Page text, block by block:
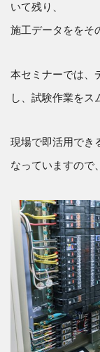
いて残り、
施工データををそ
本セミナーでは、
し、試験作業をス
現場で即活用でき
なっていますので